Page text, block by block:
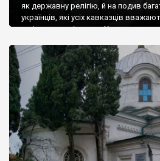
як державну релігію, й на подив
українців, які усіх кавказців
є відданими вірянами Христа